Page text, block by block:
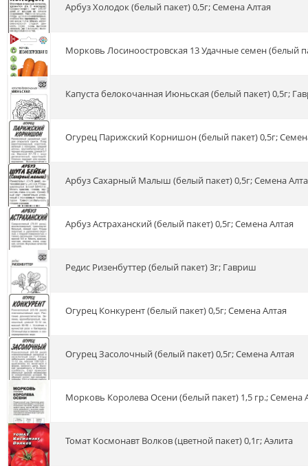
Арбуз Холодок (белый пакет) 0,5г; Семена Алтая
Морковь Лосиноостровская 13 Удачные семен (белый
Капуста белокочанная Июньская (белый пакет) 0,5г;
Огурец Парижский Корнишон (белый пакет) 0,5г;
Арбуз Сахарный Малыш (белый пакет) 0,5г; Семена
Арбуз Астраханский (белый пакет) 0,5г; Семена Алтая
Редис Ризенбуттер (белый пакет) 3г; Гавриш
Огурец Конкурент (белый пакет) 0,5г; Семена Алтая
Огурец Засолочный (белый пакет) 0,5г; Семена Алтая
Морковь Королева Осени (белый пакет) 1,5 гр.; Семена
Томат Космонавт Волков (цветной пакет) 0,1г; Аэлита